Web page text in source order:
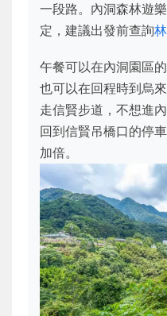
一段路。內洞森林遊
定，建議出發前查詢
午餐可以在內洞園區
也可以在回程時到烏
走信賢步道，不想進
回到信賢吊橋口的停
加倍。